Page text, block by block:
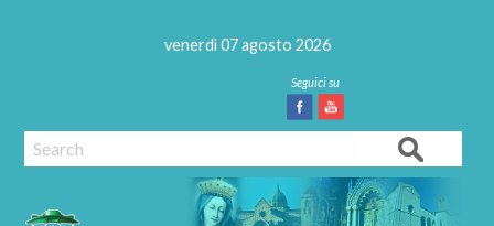
venerdì 07 agosto 2026
Facebook
Youtube
Search